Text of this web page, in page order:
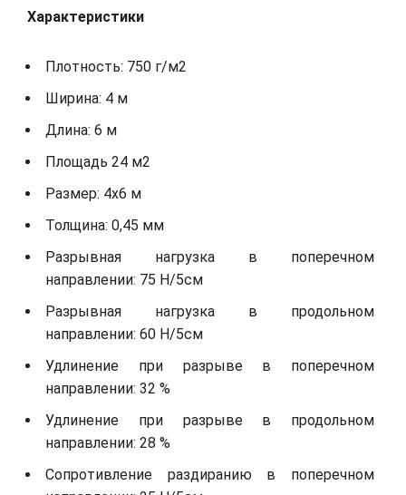
Характеристики
Плотность: 750 г/м2
Ширина: 4 м
Длина: 6 м
Площадь 24 м2
Размер: 4х6 м
Толщина: 0,45 мм
Разрывная нагрузка в поперечном
направлении: 75 Н/5см
Разрывная нагрузка в продольном
направлении: 60 Н/5см
Удлинение при разрыве в поперечном
направлении: 32 %
Удлинение при разрыве в продольном
направлении: 28 %
Сопротивление раздиранию в поперечном